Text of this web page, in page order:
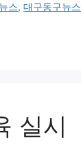
스,대구동구뉴스
실시